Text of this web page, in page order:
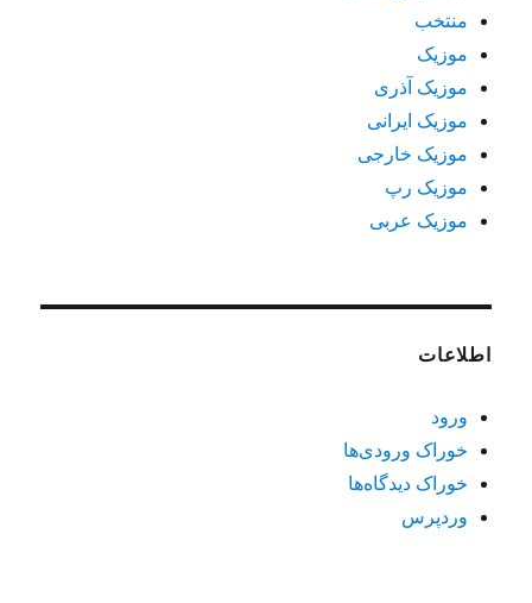
منتخب
موزیک
موزیک آذری
موزیک ایرانی
موزیک خارجی
موزیک رپ
موزیک عربی
اطلاعات
ورود
خوراک ورودی‌ها
خوراک دیدگاه‌ها
وردپرس